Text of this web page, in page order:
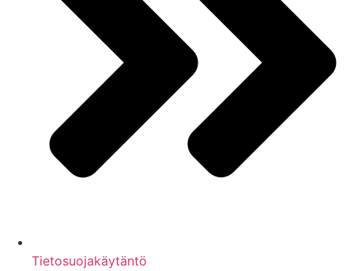
Tietosuojakäytäntö